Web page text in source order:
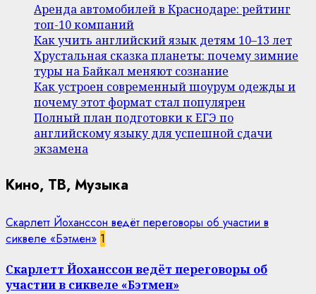
Аренда автомобилей в Краснодаре: рейтинг
топ-10 компаний
Как учить английский язык детям 10–13 лет
Хрустальная сказка планеты: почему зимние
туры на Байкал меняют сознание
Как устроен современный шоурум одежды и
почему этот формат стал популярен
Полный план подготовки к ЕГЭ по
английскому языку для успешной сдачи
экзамена
Кино, ТВ, Музыка
Скарлетт Йоханссон ведёт переговоры об участии в
сиквеле «Бэтмен» 1
Скарлетт Йоханссон ведёт переговоры об
участии в сиквеле «Бэтмен»